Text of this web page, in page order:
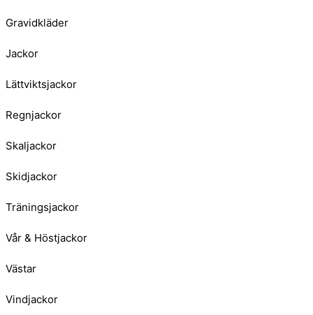
Gravidkläder
Jackor
Lättviktsjackor
Regnjackor
Skaljackor
Skidjackor
Träningsjackor
Vår & Höstjackor
Västar
Vindjackor